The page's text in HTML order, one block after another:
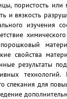
пористость
и вязкость
изучения
свойства
результаты
спекания для